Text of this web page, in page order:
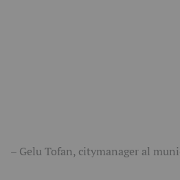
– Gelu Tofan, citymanager al